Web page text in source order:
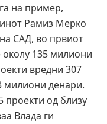
на пример,
Рамиз Мерко
САД, во првиот
околу 135 милиони
вредни 307
милиони денари.
проекти од близу
Влада ги